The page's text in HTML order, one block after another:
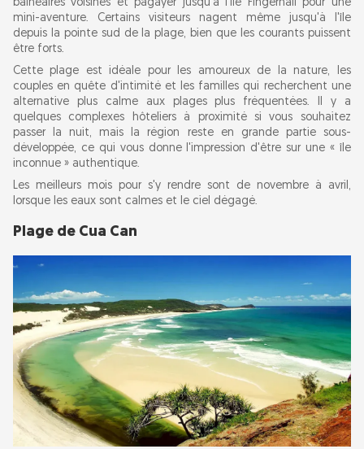
balnéaires voisines et pagayer jusqu'à l'île Fingernail pour une
mini-aventure. Certains visiteurs nagent même jusqu'à l'île
depuis la pointe sud de la plage, bien que les courants puissent
être forts.
Cette plage est idéale pour les amoureux de la nature, les
couples en quête d'intimité et les familles qui recherchent une
alternative plus calme aux plages plus fréquentées. Il y a
quelques complexes hôteliers à proximité si vous souhaitez
passer la nuit, mais la région reste en grande partie sous-
développée, ce qui vous donne l'impression d'être sur une « île
inconnue » authentique.
Les meilleurs mois pour s'y rendre sont de novembre à avril,
lorsque les eaux sont calmes et le ciel dégagé.
Plage de Cua Can